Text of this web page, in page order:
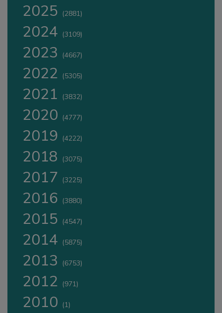
2025 (2881)
2024 (3109)
2023 (4667)
2022 (5305)
2021 (3832)
2020 (4777)
2019 (4222)
2018 (3075)
2017 (3225)
2016 (3880)
2015 (4547)
2014 (5875)
2013 (6753)
2012 (971)
2010 (1)